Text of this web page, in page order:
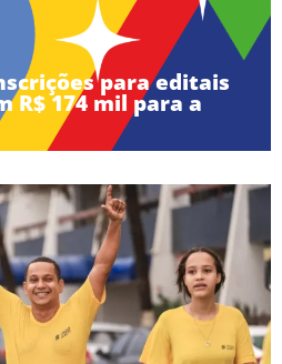
para editais
R$ 174 mil para a